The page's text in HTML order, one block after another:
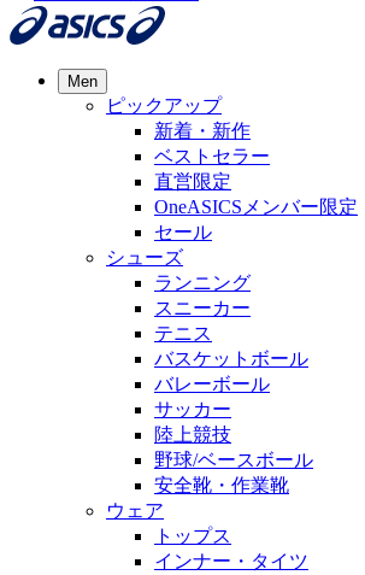
Men
ピックアップ
新着・新作
ベストセラー
直営限定
OneASICSメンバー限定
セール
シューズ
ランニング
スニーカー
テニス
バスケットボール
バレーボール
サッカー
陸上競技
野球/ベースボール
安全靴・作業靴
ウェア
トップス
インナー・タイツ